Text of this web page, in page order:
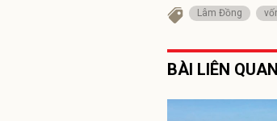
Lâm Đồng
BÀI LIÊN QUAN